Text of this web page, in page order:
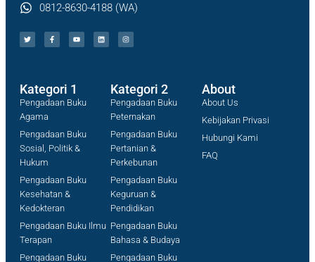
0812-8630-4188 (WA)
Kategori 1
Pengadaan Buku
Agama
Pengadaan Buku
Sosial, Politik &
Hukum
Pengadaan Buku
Kesehatan &
Kedokteran
Pengadaan Buku Ilmu
Terapan
Pengadaan Buku
Kategori 2
Pengadaan Buku
Peternakan
Pengadaan Buku
Pertanian &
Perkebunan
Pengadaan Buku
Keguruan &
Pendidikan
Pengadaan Buku
Bahasa & Budaya
Pengadaan Buku
About
About Us
Kebijakan Privasi
Hubungi Kami
FAQ